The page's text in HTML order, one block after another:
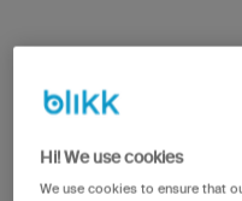
Varför är
Med lönsamhet avses
Hi! We use cookies
We use cookies to ensure that